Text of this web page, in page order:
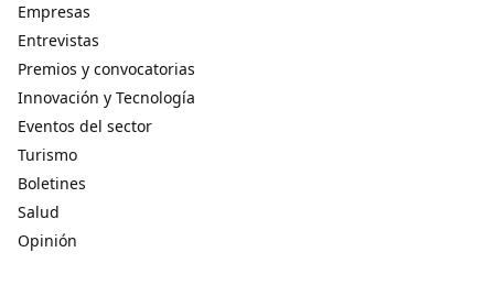
Empresas
Entrevistas
Premios y convocatorias
Innovación y Tecnología
Eventos del sector
Turismo
Boletines
Salud
Opinión